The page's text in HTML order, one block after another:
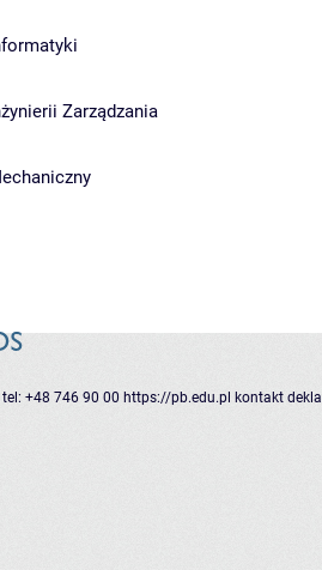
Zarządzania
tel: +48 746 90 00 https://pb.edu.pl kontakt